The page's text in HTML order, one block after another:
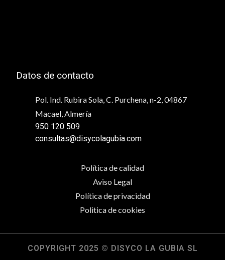
Datos de contacto
Pol. Ind. Rubira Sola, C. Purchena, n-2, 04867
Macael, Almería
950 120 509
consultas@disycolagubia.com
Política de calidad
Aviso Legal
Política de privacidad
Politica de cookies
COPYRIGHT 2025 © DISYCO LA GUBIA SL